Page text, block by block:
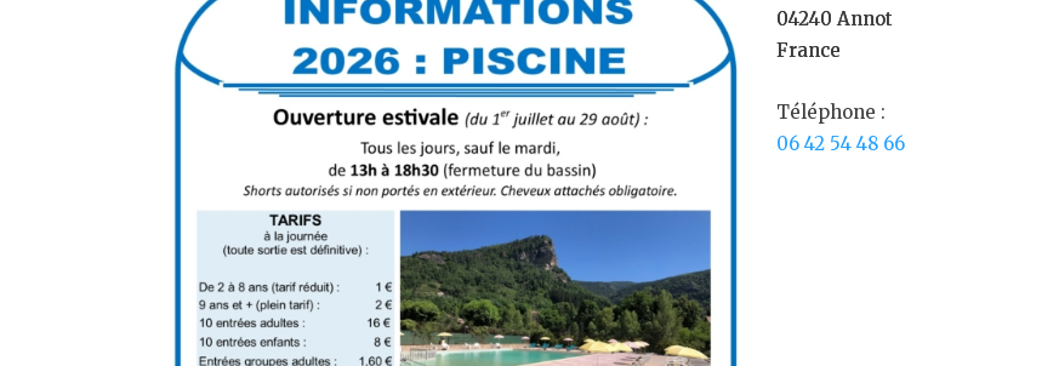
04240 Annot
France
Téléphone :
06 42 54 48 66